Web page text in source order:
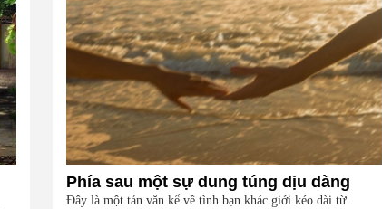
mùa giông gió. Họ không giàu, nhưng họ dựng nên một mái
nhà bằng lòng thương, bằng sự nhẫn nại và một niềm tin cũ
kỹ rằng: dẫu nghèo đến đâu, cũng còn có nhau để quay về.
Phía sau một sự dung túng dịu dàng
Đây là một tản văn kể về tình bạn khác giới kéo dài từ